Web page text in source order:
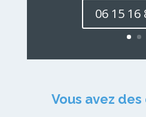
06 15 16
Vous avez